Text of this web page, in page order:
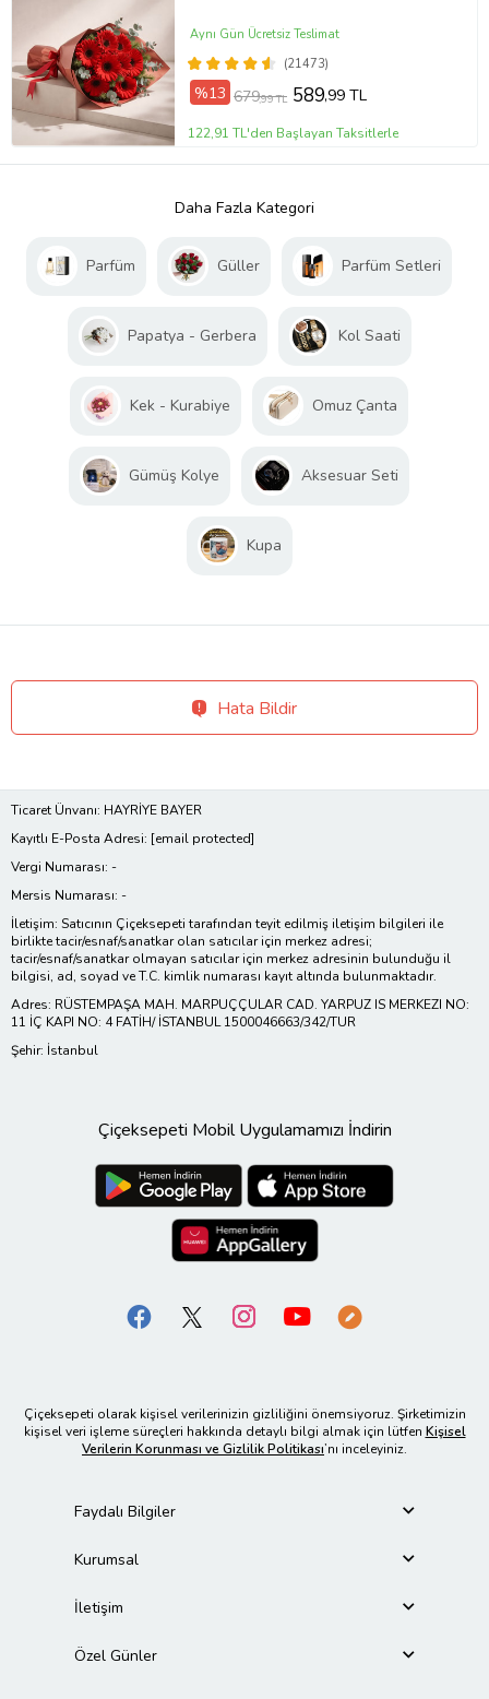
(21473)
Aynı Gün Ücretsiz Teslimat
%13 679,99 TL 589,99 TL
122,91 TL'den Başlayan Taksitlerle
Daha Fazla Kategori
Parfüm Güller Parfüm Setleri
Papatya - Gerbera Kol Saati
Kek - Kurabiye Omuz Çanta
Gümüş Kolye Aksesuar Seti
Kupa
Hata Bildir
Ticaret Ünvanı: HAYRİYE BAYER
Kayıtlı E-Posta Adresi: [email protected]
Vergi Numarası: -
Mersis Numarası: -
İletişim: Satıcının Çiçeksepeti tarafından teyit edilmiş iletişim bilgileri ile
birlikte tacir/esnaf/sanatkar olan satıcılar için merkez adresi;
tacir/esnaf/sanatkar olmayan satıcılar için merkez adresinin bulunduğu il
bilgisi, ad, soyad ve T.C. kimlik numarası kayıt altında bulunmaktadır.
Adres: RÜSTEMPAŞA MAH. MARPUÇÇULAR CAD. YARPUZ IS MERKEZI NO:
11 İÇ KAPI NO: 4 FATİH/ İSTANBUL 1500046663/342/TUR
Şehir: İstanbul
Çiçeksepeti Mobil Uygulamamızı İndirin
Çiçeksepeti olarak kişisel verilerinizin gizliliğini önemsiyoruz. Şirketimizin
kişisel veri işleme süreçleri hakkında detaylı bilgi almak için lütfen Kişisel
Verilerin Korunması ve Gizlilik Politikası’nı inceleyiniz.
Faydalı Bilgiler
Kurumsal
İletişim
Özel Günler